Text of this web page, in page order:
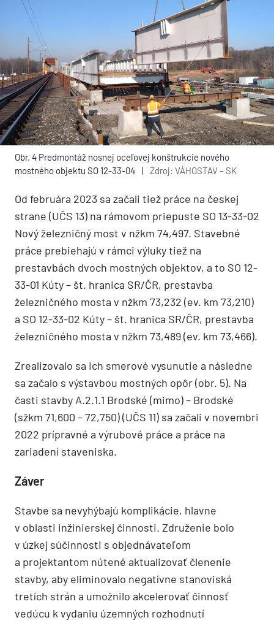
Obr. 4 Predmontáž nosnej oceľovej konštrukcie nového
mostného objektu SO 12-33-04
| Zdroj: VÁHOSTAV – SK
Od februára 2023 sa začali tiež práce na českej
strane (UČS 13) na rámovom priepuste SO 13-33-02
Nový železničný most v nžkm 74,497. Stavebné
práce prebiehajú v rámci výluky tiež na
prestavbách dvoch mostných objektov, a to SO 12-
33-01 Kúty – št. hranica SR/ČR, prestavba
železničného mosta v nžkm 73,232 (ev. km 73,210)
a SO 12-33-02 Kúty – št. hranica SR/ČR, prestavba
železničného mosta v nžkm 73,489 (ev. km 73,466).
Zrealizovalo sa ich smerové vysunutie a následne
sa začalo s výstavbou mostných opôr (obr. 5). Na
časti stavby A.2.1.1 Brodské (mimo) – Brodské
(sžkm 71,600 – 72,750) (UČS 11) sa začali v novembri
2022 prípravné a výrubové práce a práce na
zariadení staveniska.
Záver
Stavbe sa nevyhýbajú komplikácie, hlavne
v oblasti inžinierskej činnosti. Združenie bolo
v úzkej súčinnosti s objednávateľom
a projektantom nútené aktualizovať členenie
stavby, aby eliminovalo negatívne stanoviská
tretích strán a umožnilo akcelerovať činnosť
vedúcu k vydaniu územných rozhodnutí